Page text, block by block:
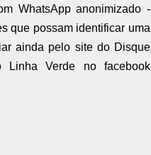
WhatsApp anonimizado -
que possam identificar uma
ainda pelo site do Disque
Linha Verde no facebook